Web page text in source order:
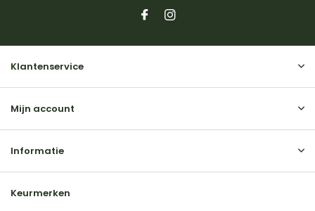
Klantenservice
Mijn account
Informatie
Keurmerken